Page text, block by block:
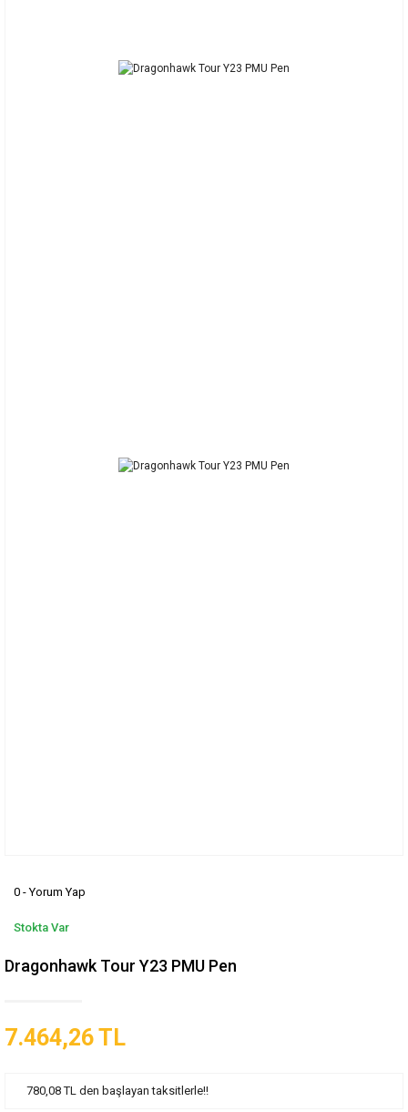
0 - Yorum Yap
Stokta Var
Dragonhawk Tour Y23 PMU Pen
7.464,26 TL
780,08 TL den başlayan taksitlerle!!